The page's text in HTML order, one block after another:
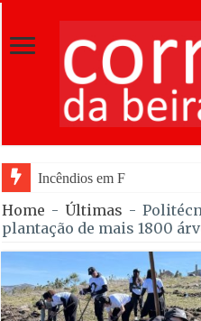
Incêndios em Fornos de
Home - Últimas -
plantação de mais 1800